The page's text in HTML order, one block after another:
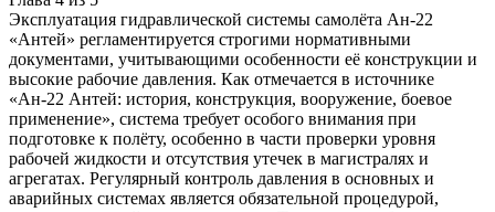
Эксплуатация гидравлической системы самолёта Ан-22
«Антей» регламентируется строгими нормативными
документами, учитывающими особенности её конструкции и
высокие рабочие давления. Как отмечается в источнике
«Ан-22 Антей: история, конструкция, вооружение, боевое
применение», система требует особого внимания при
подготовке к полёту, особенно в части проверки уровня
рабочей жидкости и отсутствия утечек в магистралях и
агрегатах. Регулярный контроль давления в основных и
аварийных системах является обязательной процедурой,